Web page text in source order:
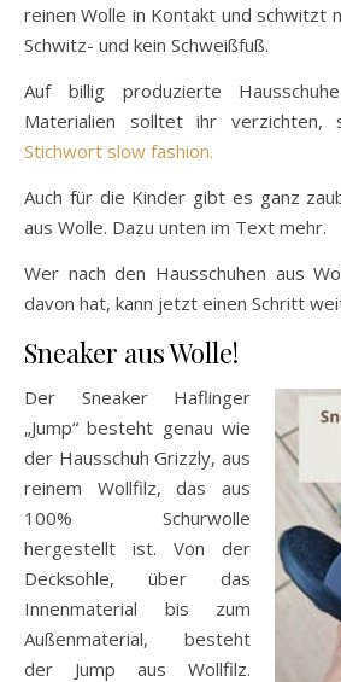
reinen Wolle in Kontakt und schwitzt
Schwitz- und kein Schweißfuß.
Auf billig produzierte
Materialien solltet ihr
Stichwort slow fashion.
Auch für die Kinder gibt es ganz
aus Wolle. Dazu unten im Text mehr.
Wer nach den Hausschuhen aus
davon hat, kann jetzt einen Schritt
Sneaker aus Wolle!
Der Sneaker Haflinger
„Jump“ besteht genau wie
der Hausschuh Grizzly, aus
reinem Wollfilz, das aus
100% Schurwolle
hergestellt ist. Von der
Decksohle, über das
Innenmaterial bis zum
Außenmaterial, besteht
der Jump aus Wollfilz.